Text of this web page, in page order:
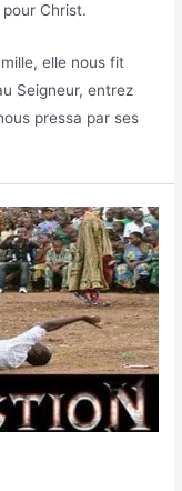
Christ.
elle nous fit
Seigneur, entrez
pressa par ses